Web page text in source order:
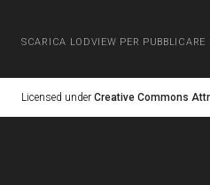
SCARICA LODVIEW PER
Licensed under Creative Commons